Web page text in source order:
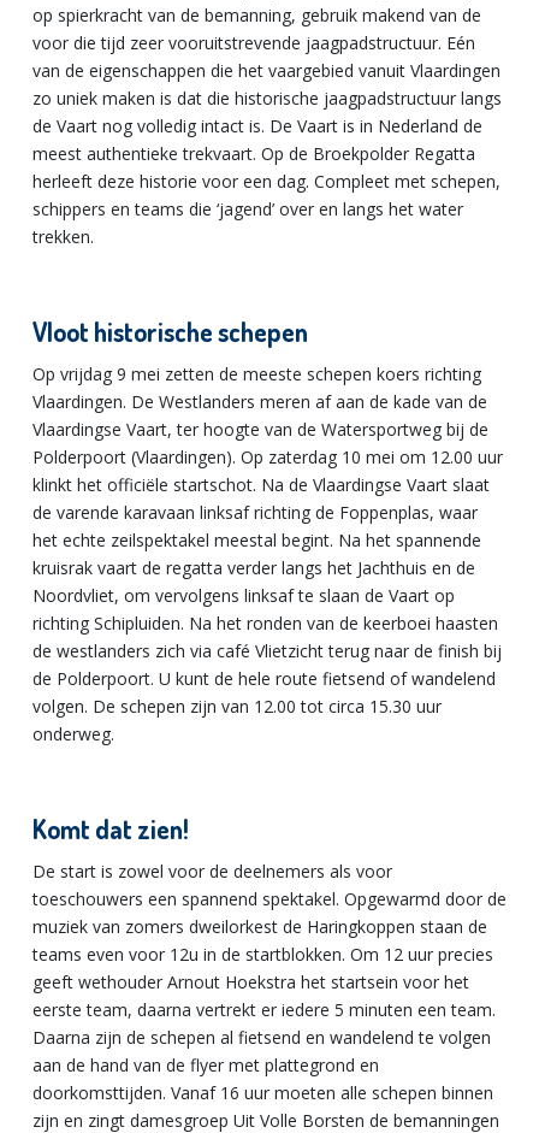
op spierkracht van de bemanning, gebruik makend van de
voor die tijd zeer vooruitstrevende jaagpadstructuur. Eén
van de eigenschappen die het vaargebied vanuit Vlaardingen
zo uniek maken is dat die historische jaagpadstructuur langs
de Vaart nog volledig intact is. De Vaart is in Nederland de
meest authentieke trekvaart. Op de Broekpolder Regatta
herleeft deze historie voor een dag. Compleet met schepen,
schippers en teams die ‘jagend’ over en langs het water
trekken.
Vloot historische schepen
Op vrijdag 9 mei zetten de meeste schepen koers richting
Vlaardingen. De Westlanders meren af aan de kade van de
Vlaardingse Vaart, ter hoogte van de Watersportweg bij de
Polderpoort (Vlaardingen). Op zaterdag 10 mei om 12.00 uur
klinkt het officiële startschot. Na de Vlaardingse Vaart slaat
de varende karavaan linksaf richting de Foppenplas, waar
het echte zeilspektakel meestal begint. Na het spannende
kruisrak vaart de regatta verder langs het Jachthuis en de
Noordvliet, om vervolgens linksaf te slaan de Vaart op
richting Schipluiden. Na het ronden van de keerboei haasten
de westlanders zich via café Vlietzicht terug naar de finish bij
de Polderpoort. U kunt de hele route fietsend of wandelend
volgen. De schepen zijn van 12.00 tot circa 15.30 uur
onderweg.
Komt dat zien!
De start is zowel voor de deelnemers als voor
toeschouwers een spannend spektakel. Opgewarmd door de
muziek van zomers dweilorkest de Haringkoppen staan de
teams even voor 12u in de startblokken. Om 12 uur precies
geeft wethouder Arnout Hoekstra het startsein voor het
eerste team, daarna vertrekt er iedere 5 minuten een team.
Daarna zijn de schepen al fietsend en wandelend te volgen
aan de hand van de flyer met plattegrond en
doorkomsttijden. Vanaf 16 uur moeten alle schepen binnen
zijn en zingt damesgroep Uit Volle Borsten de bemanningen